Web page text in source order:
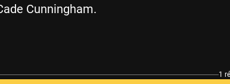
Cunningham.
1